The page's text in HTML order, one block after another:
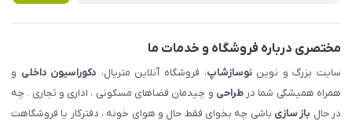
مختصری درباره فروشگاه و خدمات ما
سایت بزرگ و نویننوسازشاپ، فروشگاه آنلاین متریال، دکوراسیون داخلی و
همراه همیشگی شما درطراحی و چیدمان فضاهای مسکونی ، اداری و تجاری . چه
در حال باز سازی باشی چه بخوای فقط حال و هوای خونه ، دفترکار یا فروشگاهت